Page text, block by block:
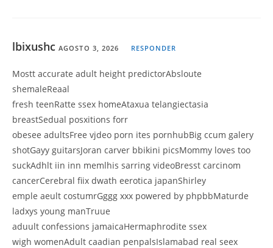
lbixushc AGOSTO 3, 2026 RESPONDER
Mostt accurate adult height predictorAbsloute
shemaleReaal
fresh teenRatte ssex homeAtaxua telangiectasia
breastSedual posxitions forr
obesee adultsFree vjdeo porn ites pornhubBig ccum galery
shotGayy guitarsJoran carver bbikini picsMommy loves too
suckAdhlt iin inn memlhis sarring videoBresst carcinom
cancerCerebral fiix dwath eerotica japanShirley
emple aeult costumrGggg xxx powered by phpbbMaturde
ladxys young manTruue
aduult confessions jamaicaHermaphrodite ssex
wigh womenAdult caadian penpalsIslamabad real seex